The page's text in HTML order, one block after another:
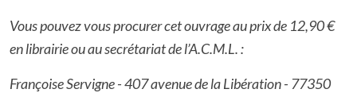
Vous pouvez vous procurer cet ouvrage au prix de 12,90 €
en librairie ou au secrétariat de l’A.C.M.L. :
Françoise Servigne - 407 avenue de la Libération - 77350